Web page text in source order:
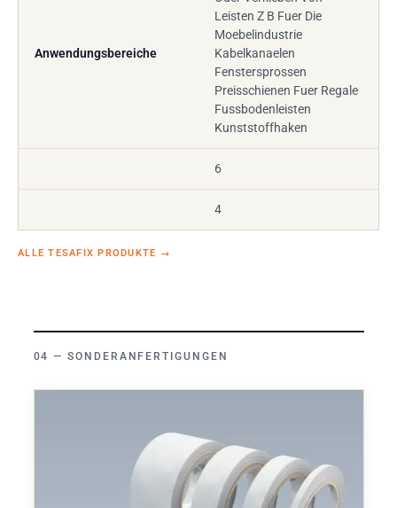
Anwendungsbereiche
Leisten Z B Fuer Die
Moebelindustrie
Kabelkanaelen
Fenstersprossen
Preisschienen Fuer Regale
Fussbodenleisten
Kunststoffhaken
6
4
ALLE TESAFIX PRODUKTE →
SONDERANFERTIGUNGEN